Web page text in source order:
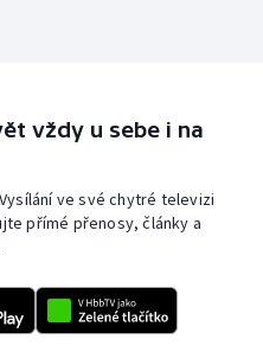
vždy u sebe i na
ve své chytré televizi
přímé přenosy, články a